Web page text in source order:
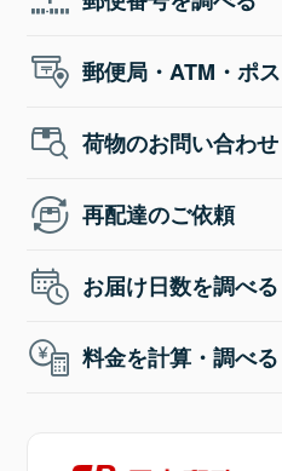
郵便局・ATM・ポ
荷物のお問い合わせ
再配達のご依頼
お届け日数を調べる
料金を計算・調べる